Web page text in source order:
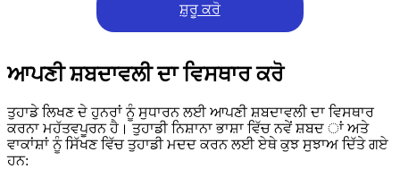
ਸ਼ੁਰੂ ਕਰੋ
ਆਪਣੀ ਸ਼ਬਦਾਵਲੀ ਦਾ ਵਿਸਥਾਰ ਕਰੋ
ਤੁਹਾਡੇ ਲਿਖਣ ਦੇ ਹੁਨਰਾਂ ਨੂੰ ਸੁਧਾਰਨ ਲਈ ਆਪਣੀ ਸ਼ਬਦਾਵਲੀ ਦਾ ਵਿਸਥਾਰ
ਕਰਨਾ ਮਹੱਤਵਪੂਰਨ ਹੈ। ਤੁਹਾਡੀ ਨਿਸ਼ਾਨਾ ਭਾਸ਼ਾ ਵਿੱਚ ਨਵੇਂ ਸ਼ਬਦ ਾਂ ਅਤੇ
ਵਾਕਾਂਸ਼ਾਂ ਨੂੰ ਸਿੱਖਣ ਵਿੱਚ ਤੁਹਾਡੀ ਮਦਦ ਕਰਨ ਲਈ ਏਥੇ ਕੁਝ ਸੁਝਾਅ ਦਿੱਤੇ ਗਏ
ਹਨ: